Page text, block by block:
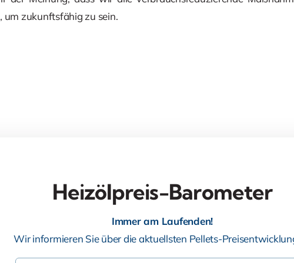
um zukunftsfähig zu sein.
Heizölpreis-Barometer
Immer am Laufenden!
Wir informieren Sie über die aktuellsten Pellets-